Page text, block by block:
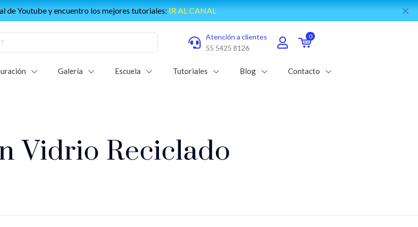
de Youtube y encuentro los mejores tutoriales:IR AL CANAL ✕
Atención a clientes
55 5425 8126
0
Galería Escuela Tutoriales Blog Contacto
Vidrio Reciclado